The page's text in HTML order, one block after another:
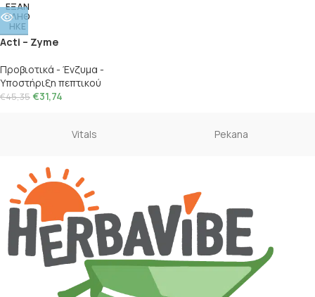
ΕΞΑΝ
ΤΛΗΘ
ΗΚΕ
Acti – Zyme
Προβιοτικά - Ένζυμα -
Υποστήριξη πεπτικού
€45,35 €31,74
Vitals Pekana